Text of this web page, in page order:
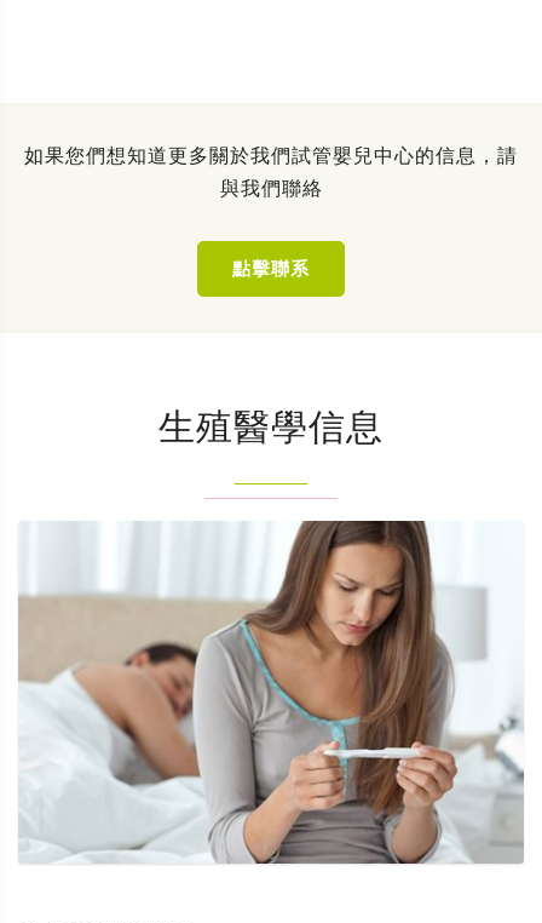
如果您們想知道更多關於我們試管嬰兒中心的信息，請
與我們聯絡
點擊聯系
生殖醫學信息